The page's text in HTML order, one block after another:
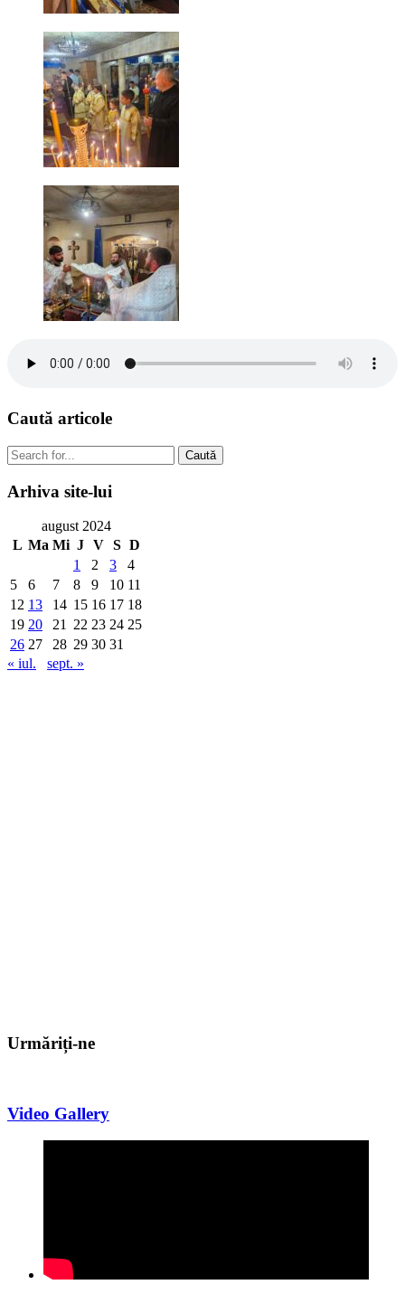
Caută articole
Caută
Arhiva site-lui
august 2024
L Ma Mi J V S D
1
2 3
4
5
6 7 8 9 10 11
12 13 14 15 16 17 18
19 20 21 22 23 24 25
26 27 28 29 30 31
« iul.
sept. »
Urmăriți-ne
Video Gallery